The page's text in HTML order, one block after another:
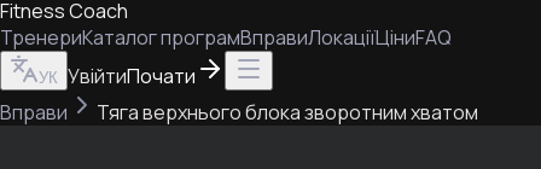
Fitness Coach
ТренериКаталог програмВправиЛокаціїЦіниFAQ
УК УвійтиПочати
Вправи
Тяга верхнього блока зворотним хватом